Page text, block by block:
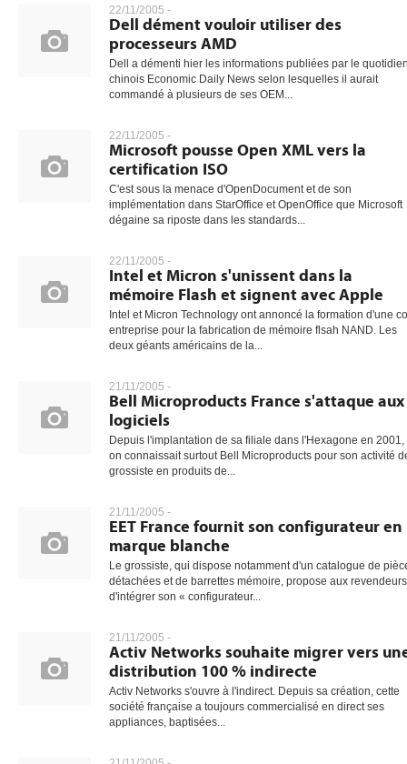
22/11/2005 -
Dell dément vouloir utiliser des
processeurs AMD
Dell a démenti hier les informations publiées par le
chinois Economic Daily News selon lesquelles il aurait
commandé à plusieurs de ses OEM...
22/11/2005 -
Microsoft pousse Open XML vers la
certification ISO
C'est sous la menace d'OpenDocument et de son
implémentation dans StarOffice et OpenOffice que Microsoft
dégaine sa riposte dans les standards...
22/11/2005 -
Intel et Micron s'unissent dans la
mémoire Flash et signent avec Apple
Intel et Micron Technology ont annoncé la formation d'une
entreprise pour la fabrication de mémoire flsah NAND. Les
deux géants américains de la...
21/11/2005 -
Bell Microproducts France s'attaque aux
logiciels
Depuis l'implantation de sa filiale dans l'Hexagone en 2001,
on connaissait surtout Bell Microproducts pour son activité
grossiste en produits de...
21/11/2005 -
EET France fournit son configurateur en
marque blanche
Le grossiste, qui dispose notamment d'un catalogue de
détachées et de barrettes mémoire, propose aux revendeurs
d'intégrer son « configurateur...
21/11/2005 -
Activ Networks souhaite migrer vers
distribution 100 % indirecte
Activ Networks s'ouvre à l'indirect. Depuis sa création, cette
société française a toujours commercialisé en direct ses
appliances, baptisées...